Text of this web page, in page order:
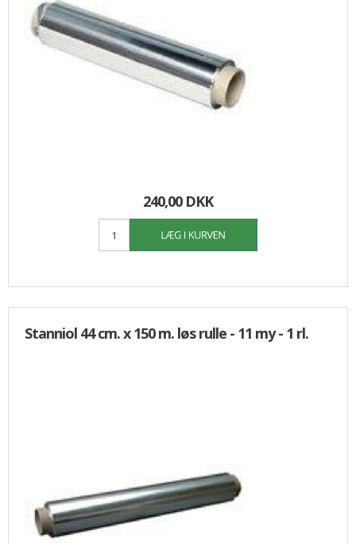
VILKÅR
240,00 DKK
Stanniol 44 cm. x 150 m. løs rulle - 11 my - 1 rl.